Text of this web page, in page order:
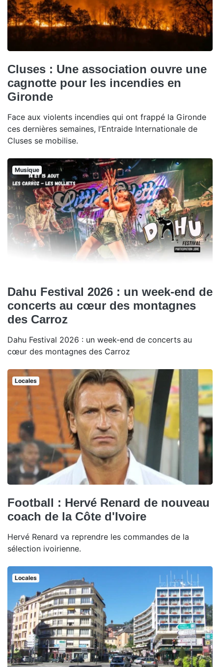
Cluses : Une association ouvre une
cagnotte pour les incendies en
Gironde
Face aux violents incendies qui ont frappé la Gironde
ces dernières semaines, l’Entraide Internationale de
Cluses se mobilise.
Musique
Dahu Festival 2026 : un week-end de
concerts au cœur des montagnes
des Carroz
Dahu Festival 2026 : un week-end de concerts au
cœur des montagnes des Carroz
Locales
Football : Hervé Renard de nouveau
coach de la Côte d'Ivoire
Hervé Renard va reprendre les commandes de la
sélection ivoirienne.
Locales